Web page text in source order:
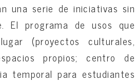
una serie de iniciativas sin
El programa de usos que
(proyectos culturales,
propios; centro de
temporal para estudiantes